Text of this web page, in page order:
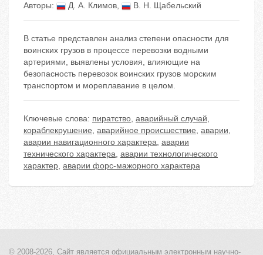
Авторы: Д. А. Климов, В. Н. Щабельский
В статье представлен анализ степени опасности для
воинских грузов в процессе перевозки водными
артериями, выявлены условия, влияющие на
безопасность перевозок воинских грузов морским
транспортом и мореплавание в целом.
Ключевые слова: пиратство, аварийный случай,
кораблекрушение, аварийное происшествие, аварии,
аварии навигационного характера, аварии
технического характера, аварии технологического
характер, аварии форс-мажорного характера
© 2008-2026, Сайт является официальным электронным научно-